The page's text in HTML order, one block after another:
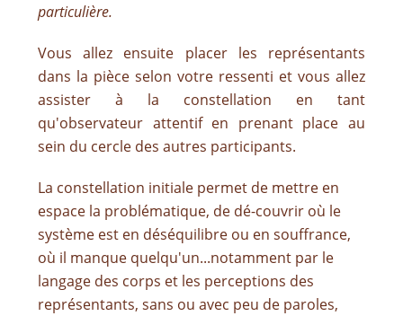
particulière.
Vous allez ensuite placer les représentants
dans la pièce selon votre ressenti et vous allez
assister à la constellation en tant
qu'observateur attentif en prenant place au
sein du cercle des autres participants.
La constellation initiale permet de mettre en
espace la problématique, de dé-couvrir où le
système est en déséquilibre ou en souffrance,
où il manque quelqu'un...notamment par le
langage des corps et les perceptions des
représentants, sans ou avec peu de paroles,